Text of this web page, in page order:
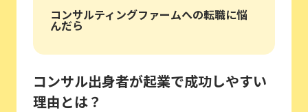
コンサルティングファームへの転職に悩
んだら
コンサル出身者が起業で成功しやすい
理由とは？